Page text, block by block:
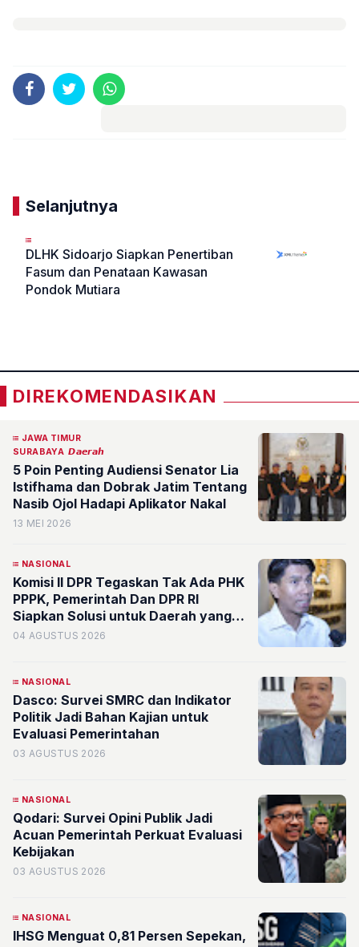
Selanjutnya
DLHK Sidoarjo Siapkan Penertiban
Fasum dan Penataan Kawasan
Pondok Mutiara
DIREKOMENDASIKAN
JAWA TIMUR
SURABAYA 𝘿𝙖𝙚𝙧𝙖𝙝
5 Poin Penting Audiensi Senator Lia
Istifhama dan Dobrak Jatim Tentang
Nasib Ojol Hadapi Aplikator Nakal
13 MEI 2026
NASIONAL
Komisi II DPR Tegaskan Tak Ada PHK
PPPK, Pemerintah Dan DPR RI
Siapkan Solusi untuk Daerah yang
Tertekan Fiskal
04 AGUSTUS 2026
NASIONAL
Dasco: Survei SMRC dan Indikator
Politik Jadi Bahan Kajian untuk
Evaluasi Pemerintahan
03 AGUSTUS 2026
NASIONAL
Qodari: Survei Opini Publik Jadi
Acuan Pemerintah Perkuat Evaluasi
Kebijakan
03 AGUSTUS 2026
NASIONAL
IHSG Menguat 0,81 Persen Sepekan,